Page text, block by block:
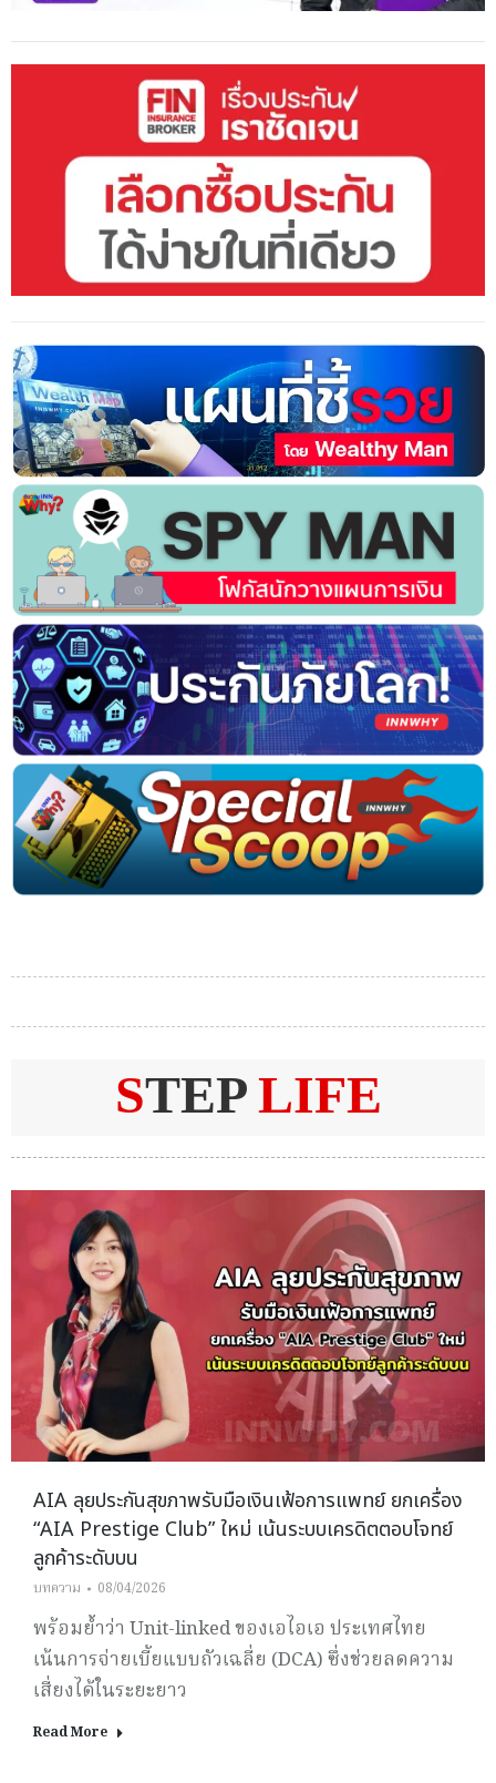
STEP LIFE
AIA ลุยประกันสุขภาพรับมือเงินเฟ้อการแพทย์ ยกเครื่อง
“AIA Prestige Club” ใหม่ เน้นระบบเครดิตตอบโจทย์
ลูกค้าระดับบน
บทความ 08/04/2026
พร้อมย้ำว่า Unit-linked ของเอไอเอ ประเทศไทย
เน้นการจ่ายเบี้ยแบบถัวเฉลี่ย (DCA) ซึ่งช่วยลดความ
เสี่ยงได้ในระยะยาว
Read More